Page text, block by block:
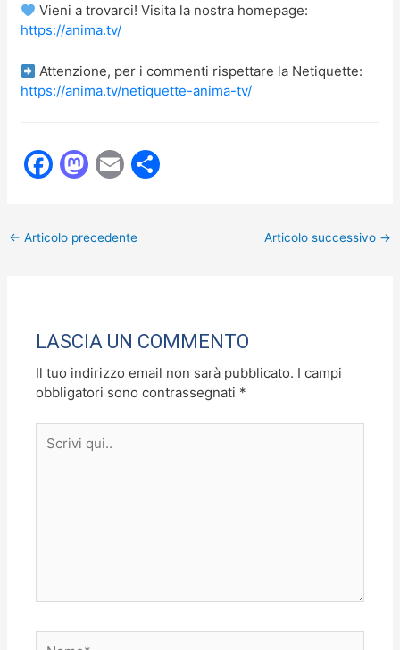
Vieni a trovarci! Visita la nostra homepage:
https://anima.tv/
Attenzione, per i commenti rispettare la Netiquette:
https://anima.tv/netiquette-anima-tv/
F
e
o
k
M
o
n
E
l
← Articolo precedente Articolo successivo →
LASCIA UN COMMENTO
Il tuo indirizzo email non sarà pubblicato. I campi
obbligatori sono contrassegnati *
qui..